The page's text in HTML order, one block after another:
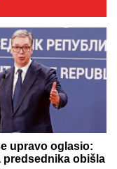
upravo oglasio:
predsednika obišla